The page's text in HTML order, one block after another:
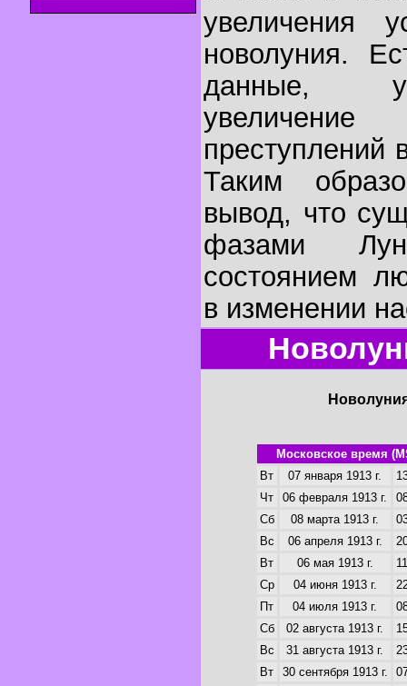
увеличения
новолуния.
данные,
преступлений
Таким
вывод, что
фазами
состоянием
в изменении
Московское время
Вт
07 января 1913 г.
Чт
06 февраля 1913 г.
Сб
08 марта 1913 г.
Вс
06 апреля 1913 г.
Вт
06 мая 1913 г.
Ср
04 июня 1913 г.
Пт
04 июля 1913 г.
Сб
02 августа 1913 г.
Вс
31 августа 1913 г.
Вт
30 сентября 1913 г.